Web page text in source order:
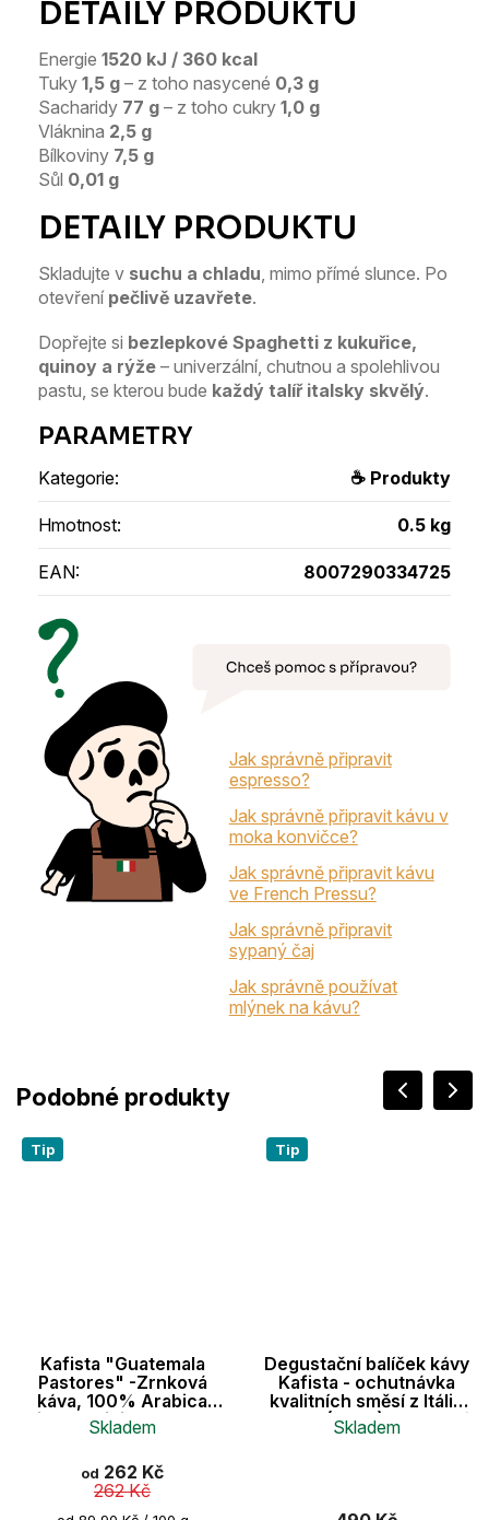
Energie 1520 kJ / 360 kcal
Tuky 1,5 g – z toho nasycené 0,3 g
Sacharidy 77 g – z toho cukry 1,0 g
Vláknina 2,5 g
Bílkoviny 7,5 g
Sůl 0,01 g
Skladujte v suchu a chladu , mimo přímé slunce. Po
otevření pečlivě uzavřete.
Dopřejte si bezlepkové Spaghetti z kukuřice,
quinoy a rýže – univerzální, chutnou a spolehlivou
pastu, se kterou bude každý talíř italsky skvělý.
Kategorie: ☕ Produkty
Hmotnost: 0.5 kg
EAN: 8007290334725
Jak správně připravit
espresso?
Jak správně připravit kávu v
moka konvičce?
Jak správně připravit kávu
ve French Pressu?
Jak správně připravit
sypaný čaj
Jak správně používat
mlýnek na kávu?
Tip
Kafista "Guatemala
Pastores" -Zrnková
káva, 100% Arabica
Single Origin Espresso
Káva, Pražená v Itálii
hodnocení
produktu
Skladem
od 262 Kč
262 Kč
Tip
Degustační balíček kávy
Kafista - ochutnávka
kvalitních směsí z Itálie
6x50g (300g) - Zrnková
káva
Skladem